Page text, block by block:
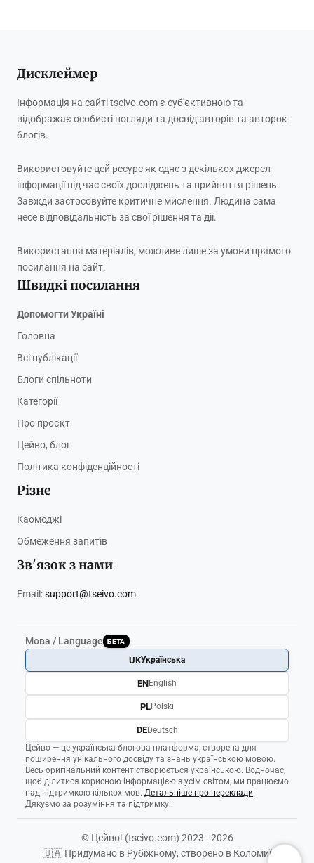
Дисклеймер
Інформація на сайті tseivo.com є суб'єктивною та
відображає особисті погляди та досвід авторів та авторок
блогів.
Використовуйте цей ресурс як одне з декількох джерел
інформації під час своїх досліджень та прийняття рішень.
Завжди застосовуйте критичне мислення. Людина сама
несе відповідальність за свої рішення та дії.
Використання матеріалів, можливе лише за умови прямого
посилання на сайт.
Швидкі посилання
Допомогти Україні
Головна
Всі публікації
Блоги спільноти
Категорії
Про проєкт
Цейво, блог
Політика конфіденційності
Різне
Каомоджі
Обмеження запитів
Зв'язок з нами
Email:support@tseivo.com
Мова / Language БЕТА
Цейво — це українська блогова платформа, створена для
поширення унікального досвіду та знань українською мовою.
Весь оригінальний контент створюється українською. Водночас,
щоб ділитися корисною інформацією з усім світом, ми працюємо
над підтримкою кількох мов. Детальніше про переклади.
Дякуємо за розуміння та підтримку!
UKУкраїнська
ENEnglish
PLPolski
DEDeutsch
© Цейво! (tseivo.com) 2023 - 2026
🇺🇦 Придумано в Рубіжному, створено в Коломиї